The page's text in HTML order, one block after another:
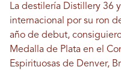
La destilería Distillery 36
internacional por su ron
año de debut,
Medalla de Plata en el
Espirituosas de Denver,